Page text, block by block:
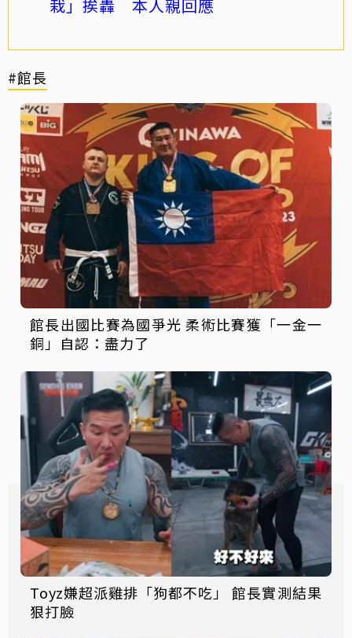
栽」挨轟 本人親回應
#館長
館長出國比賽為國爭光 柔術比賽獲「一金一
銅」自認：盡力了
Toyz嫌超派雞排「狗都不吃」 館長實測結果
狠打臉